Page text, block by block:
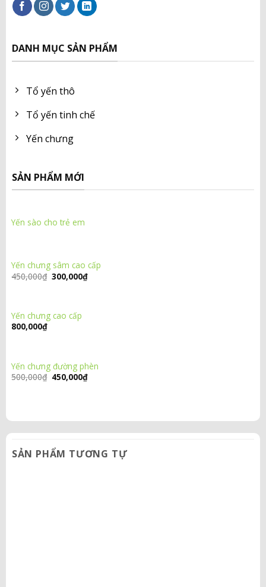
DANH MỤC SẢN PHẨM
Tổ yến thô
Tổ yến tinh chế
Yến chưng
SẢN PHẨM MỚI
Yến sào cho trẻ em
Yến chưng sâm cao cấp
450,000₫ Giá
gốc
300,000₫Giá
Yến chưng cao cấp
800,000₫
Yến chưng đường phèn
500,000₫ Giá
450,000₫Giá
SẢN PHẨM TƯƠNG TỰ